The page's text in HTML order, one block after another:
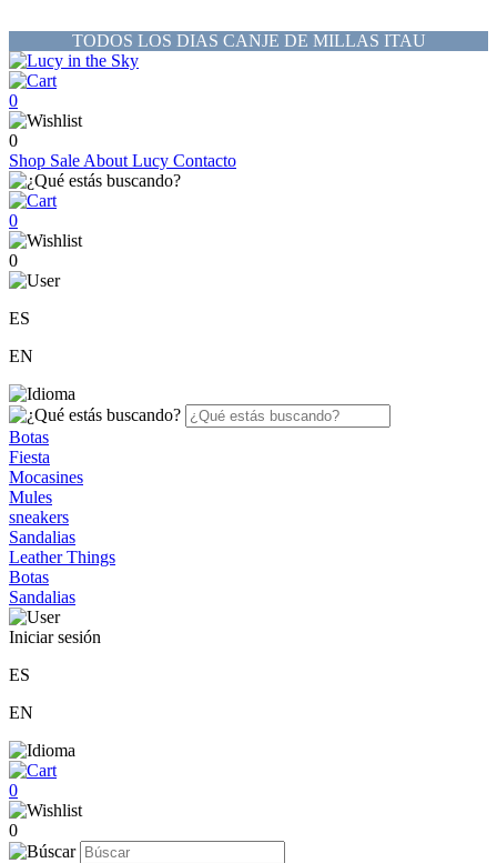
TODOS LOS DIAS CANJE DE MILLAS ITAU
0
0
Shop Sale About Lucy Contacto
0
0
ES
EN
Botas
Fiesta
Mocasines
Mules
sneakers
Sandalias
Leather Things
Botas
Sandalias
Iniciar sesión
ES
EN
0
0